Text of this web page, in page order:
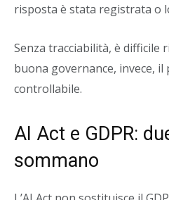
risposta è stata registrata o
Senza tracciabilità, è difficile
buona governance, invece,
controllabile.
AI Act e GDPR:
sommano